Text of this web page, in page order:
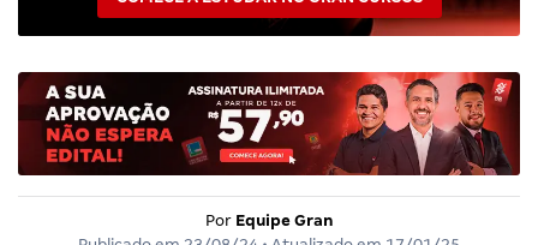
Por Equipe Gran